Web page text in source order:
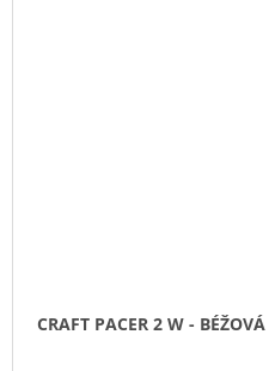
CRAFT PACER 2 W - BÉŽOVÁ